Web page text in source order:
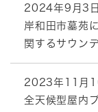
2024年9月3
岸和田市墓苑
関するサウン
2023年11月
全天候型屋内